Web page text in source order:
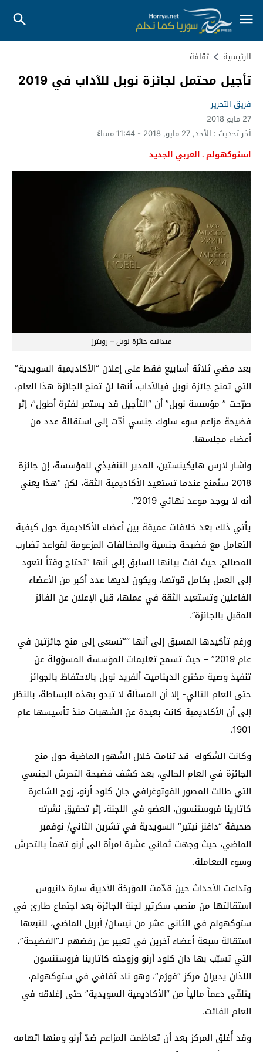
الرئيسية ثقافة
تأجيل محتمل لجائزة نوبل للآداب في 2019
فريق التحرير
27 مايو 2018
آخر تحديث : الأحد, 27 مايو, 2018 - 11:44 مساءً
استوكهولم ـ العربي الجديد
ميدالية جائزة نوبل – رويترز
بعد مضي ثلاثة أسابيع فقط على إعلان “الأكاديمية السويدية”
التي تمنح جائزة نوبل فيالآداب، أنها لن تمنح الجائزة هذا العام،
صرّحت ” مؤسسة نوبل” أن “التأجيل قد يستمر لفترة أطول”، إثر
فضيحة مزاعم سوء سلوك جنسي أدّت إلى استقالة عدد من
أعضاء مجلسها.
وأشار لارس هايكينستين، المدير التنفيذي للمؤسسة، إن جائزة
2018 ستُمنح عندما تستعيد الأكاديمية الثقة، لكن “هذا يعني
أنه لا يوجد موعد نهائي 2019”.
يأتي ذلك بعد خلافات عميقة بين أعضاء الأكاديمية حول كيفية
التعامل مع فضيحة جنسية والمخالفات المزعومة لقواعد تضارب
المصالح، حيث لفت بيانها السابق إلى أنها “تحتاج وقتاً لتعود
إلى العمل بكامل قوتها، ويكون لديها عدد أكبر من الأعضاء
الفاعلين وتستعيد الثقة في عملها، قبل الإعلان عن الفائز
المقبل بالجائزة”.
ورغم تأكيدها المسبق إلى أنها “”تسعى إلى منح جائزتين في
عام 2019” – حيث تسمح تعليمات المؤسسة المسؤولة عن
تنفيذ وصية مخترع الديناميت ألفريد نوبل بالاحتفاظ بالجوائز
حتى العام التالي- إلا أن المسألة لا تبدو بهذه البساطة، بالنظر
إلى أن الأكاديمية كانت بعيدة عن الشهبات منذ تأسيسها عام
1901.
وكانت الشكوك قد تنامت خلال الشهور الماضية حول منح
الجائزة في العام الحالي، بعد كشف فضيحة التحرش الجنسي
التي طالت المصور الفوتوغرافي جان كلود أرنو، زوج الشاعرة
كاتارينا فروستنسون، العضو في اللجنة، إثر تحقيق نشرته
صحيفة “داغنز نيتير” السويدية في تشرين الثاني/ نوفمبر
الماضي، حيث وجهت ثماني عشرة امرأة إلى أرنو تهماً بالتحرش
وسوء المعاملة.
وتداعت الأحداث حين قدّمت المؤرخة الأدبية سارة دانيوس
استقالتها من منصب سكرتير لجنة الجائزة بعد اجتماع طارئ في
ستوكهولم في الثاني عشر من نيسان/ أبريل الماضي، للتبعها
استقالة سبعة أعضاء آخرين في تعبير عن رفضهم لـ”الفضيحة”،
التي تسبّب بها دان كلود أرنو وزوجته كاتارينا فروستنسون
اللذان يديران مركز “فورَم”، وهو ناد ثقافي في ستوكهولم،
يتلقّى دعماً مالياً من “الأكاديمية السويدية” حتى إغلاقه في
العام الفائت.
وقد أُغلق المركز بعد أن تعاظمت المزاعم ضدّ أرنو ومنها اتهامه